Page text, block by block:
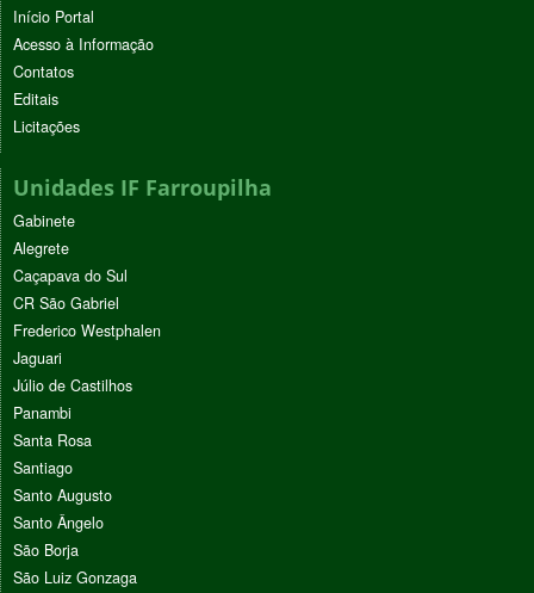
Início Portal
Acesso à Informação
Contatos
Editais
Licitações
Unidades IF Farroupilha
Gabinete
Alegrete
Caçapava do Sul
CR São Gabriel
Frederico Westphalen
Jaguari
Júlio de Castilhos
Panambi
Santa Rosa
Santiago
Santo Augusto
Santo Ângelo
São Borja
São Luiz Gonzaga